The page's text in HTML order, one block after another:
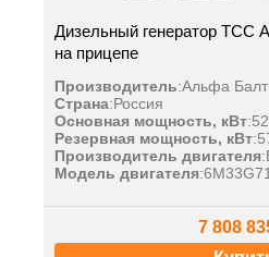
Дизельный генератор
на прицепе
Производитель:Альфа
Страна:Россия
Основная мощность, кВт:
Резервная мощность, кВт:
Производитель двигателя:
Модель двигателя:
7 808